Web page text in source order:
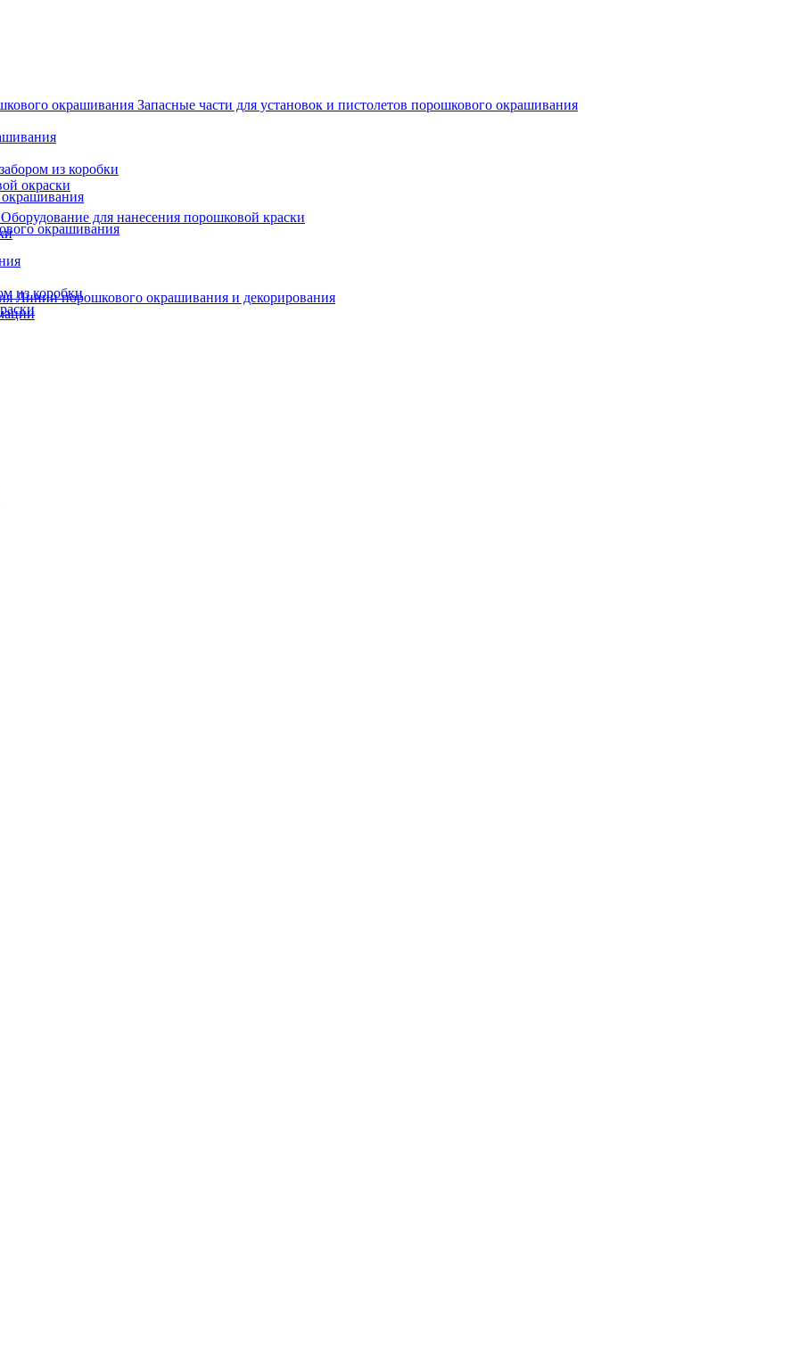
Запасные части для установок и пистолетов порошкового окрашивания
из коробки
окраски
Оборудование для нанесения порошковой краски
Линии порошкового окрашивания и декорирования
окрашивания
окрашивания
из коробки